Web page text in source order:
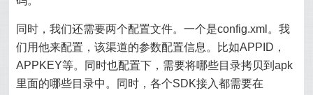
同时，我们还需要两个配置文件。一个是config.xml。我
们用他来配置，该渠道的参数配置信息。比如APPID，
APPKEY等。同时也配置下，需要将哪些目录拷贝到apk
里面的哪些目录中。同时，各个SDK接入都需要在